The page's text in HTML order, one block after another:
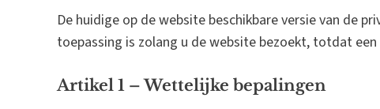
De huidige op de website beschikbare versie van de
toepassing is zolang u de website bezoekt, totdat
Artikel 1 – Wettelijke bepalingen